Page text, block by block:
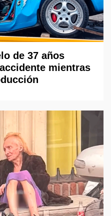
de 37 años
mientras